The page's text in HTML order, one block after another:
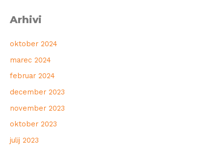
Arhivi
oktober 2024
marec 2024
februar 2024
december 2023
november 2023
oktober 2023
julij 2023